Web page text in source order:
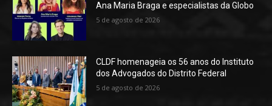
Ana Maria Braga e especialistas da Globo
5 de agosto de 2026
CLDF homenageia os 56 anos do Instituto
dos Advogados do Distrito Federal
5 de agosto de 2026